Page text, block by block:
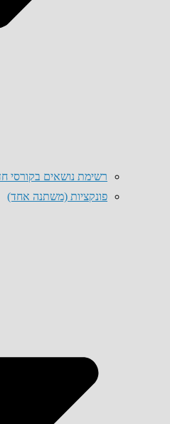
רשימת נושאים בקורסי
פונקציות (משתנה אחד)